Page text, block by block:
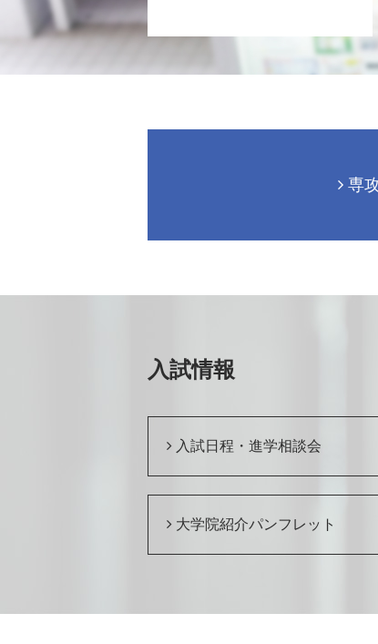
専
入試情報
入試日程・進学相談会
大学院紹介パンフレット